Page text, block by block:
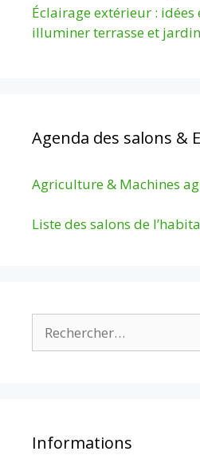
Éclairage extérieur :
illuminer terrasse et jardin
Agenda des salons &
Agriculture & Machines
Liste des salons de
Informations